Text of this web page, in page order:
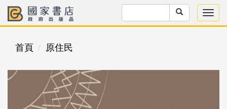
首頁 原住民